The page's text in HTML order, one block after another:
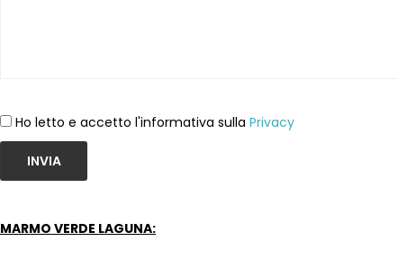
Ho letto e accetto l'informativa sulla Privacy
INVIA
MARMO VERDE LAGUNA: